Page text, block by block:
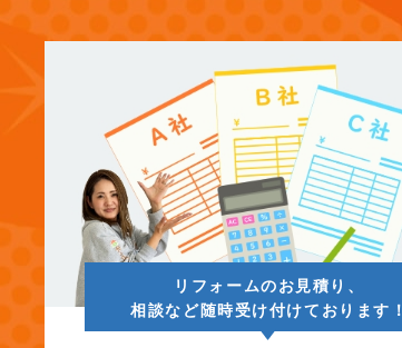
2025年8月 (13)
2025年7月 (14)
2025年6月 (12)
2025年5月 (12)
2025年4月 (13)
リフォームのお見積り、
相談など随時受け付けております！